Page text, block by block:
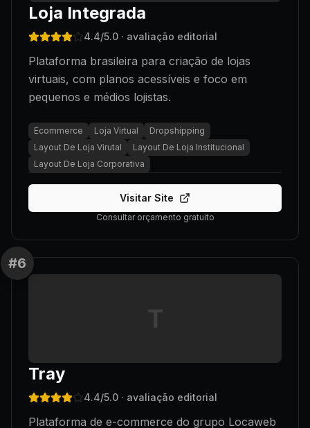
Loja Integrada
4.4/5.0 · avaliação editorial
Plataforma brasileira para criação de lojas
virtuais, com planos acessíveis e foco em
pequenos e médios lojistas.
Ecommerce Loja Virtual
Dropshipping
Layout De Loja Virutal
Layout De Loja Institucional
Layout De Loja Corporativa
Visitar Site
Consultar orçamento gratuito
#6
T
Tray
4.4/5.0 · avaliação editorial
Plataforma de e-commerce do grupo Locaweb